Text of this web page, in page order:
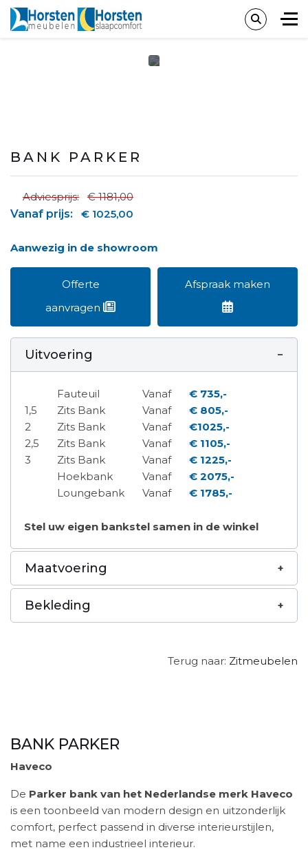
BANK PARKER
Adviesprijs:
€ 1181,00
Vanaf prijs:
€ 1025,00
Aanwezig in de showroom
Offerte
aanvragen
Afspraak maken
Uitvoering
1,5
2
2,5
3
Fauteuil
Zits Bank
Zits Bank
Zits Bank
Zits Bank
Hoekbank
Loungebank
Vanaf
Vanaf
Vanaf
Vanaf
Vanaf
Vanaf
Vanaf
€ 735,-
€ 805,-
€1025,-
€ 1105,-
€ 1225,-
€ 2075,-
€ 1785,-
Stel uw eigen bankstel samen in de winkel
Maatvoering
Bekleding
Terug naar: Zitmeubelen
BANK PARKER
Haveco
De Parker bank van het Nederlandse merk Haveco
is een toonbeeld van modern design en uitzonderlijk
comfort, perfect passend in diverse interieurstijlen,
met name een industrieel interieur.